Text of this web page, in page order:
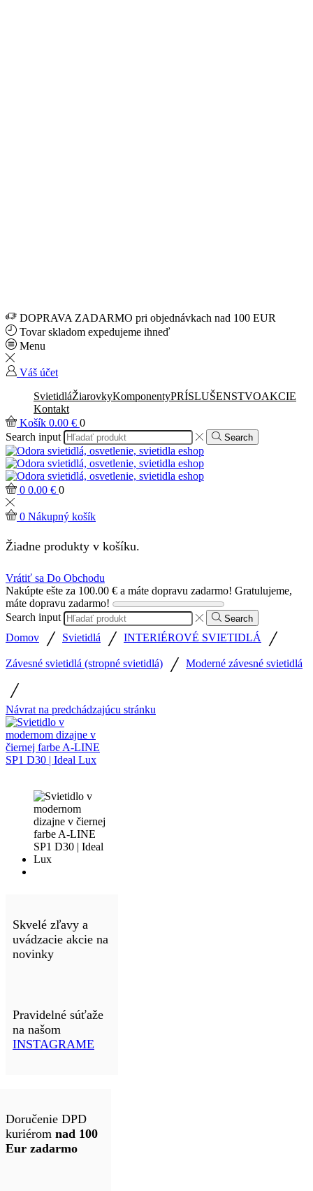
DOPRAVA ZADARMO pri objednávkach nad 100 EUR
Tovar skladom expedujeme ihneď
Menu
Váš účet
SvietidláŽiarovkyKomponentyPRÍSLUŠENSTVOAKCIE
Kontakt
Košík 0.00 € 0
Search input
Search
0 0.00 € 0
0 Nákupný košík
Žiadne produkty v košíku.
Vrátiť sa Do Obchodu
Nakúpte ešte za 100.00 € a máte dopravu zadarmo! Gratulujeme,
máte dopravu zadarmo!
Search input
Search
Domov / Svietidlá / INTERIÉROVÉ SVIETIDLÁ /
Závesné svietidlá (stropné svietidlá) / Moderné závesné svietidlá
/
Návrat na predchádzajúcu stránku
Skvelé zľavy a
uvádzacie akcie na
novinky
Pravidelné súťaže
na našom
INSTAGRAME
Doručenie DPD
kuriérom nad 100
Eur zadarmo